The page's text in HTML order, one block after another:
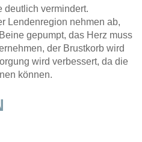
deutlich vermindert.
Lendenregion nehmen ab,
gepumpt, das Herz muss
der Brustkorb wird
wird verbessert, da die
können.